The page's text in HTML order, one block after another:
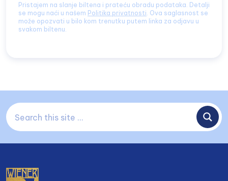
Pristajem na slanje biltena i prateću obradu podataka. Detalji
se mogu naći u našem Politika privatnosti . Ova saglasnost se
može opozvati u bilo kom trenutku putem linka za odjavu u
svakom biltenu.